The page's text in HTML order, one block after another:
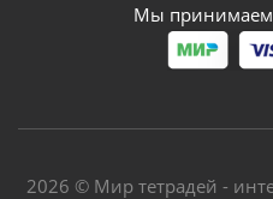
Мы принимаем
2026 © Мир тетрадей -